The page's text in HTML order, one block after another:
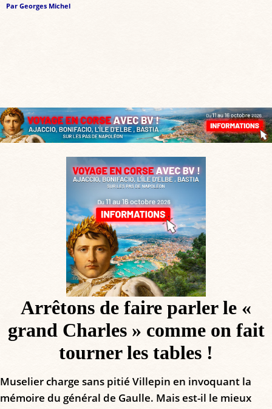
Par Georges Michel
Arrêtons de faire parler le «
grand Charles » comme on fait
tourner les tables !
Muselier charge sans pitié Villepin en invoquant la
mémoire du général de Gaulle. Mais est-il le mieux